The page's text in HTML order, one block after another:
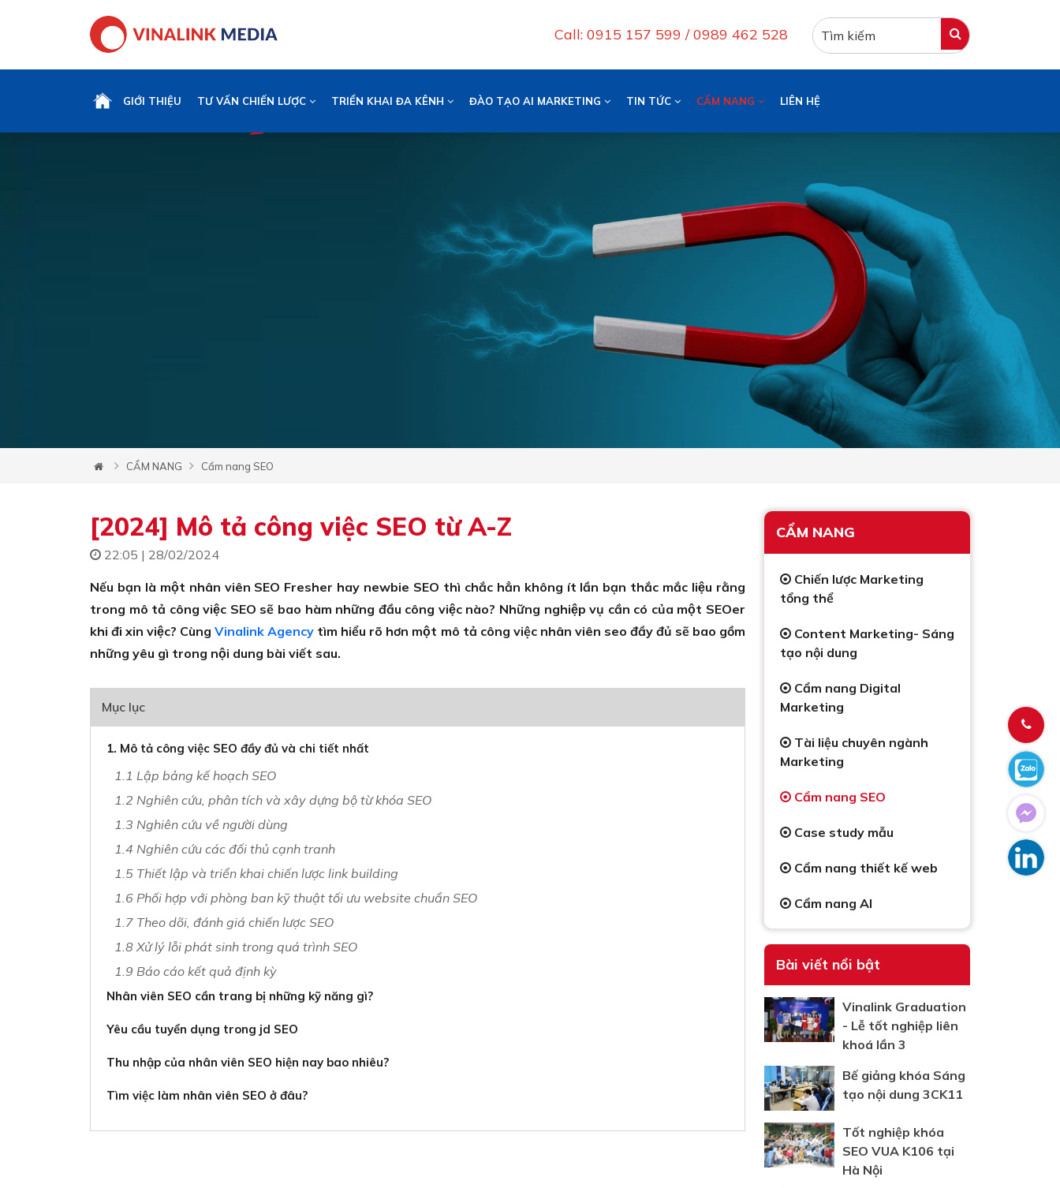
Call: 0915 157 599 / 0989 462 528
GIỚI THIỆU TƯ VẤN CHIẾN LƯỢC TRIỂN KHAI ĐA KÊNH ĐÀO TẠO AI MARKETING TIN TỨC CẨM NANG LIÊN HỆ
CẨM NANG Cẩm nang SEO
[2024] Mô tả công việc SEO từ A-Z
22:05 | 28/02/2024
Nếu bạn là một nhân viên SEO Fresher hay newbie SEO thì chắc hẳn không ít lần bạn thắc mắc liệu rằng
trong mô tả công việc SEO sẽ bao hàm những đầu công việc nào? Những nghiệp vụ cần có của một SEOer
khi đi xin việc? CùngVinalink Agency tìm hiểu rõ hơn một mô tả công việc nhân viên seo đầy đủ sẽ bao gồm
những yêu gì trong nội dung bài viết sau.
Mục lục
1. Mô tả công việc SEO đầy đủ và chi tiết nhất
1.1 Lập bảng kế hoạch SEO
1.2 Nghiên cứu, phân tích và xây dựng bộ từ khóa SEO
1.3 Nghiên cứu về người dùng
1.4 Nghiên cứu các đối thủ cạnh tranh
1.5 Thiết lập và triển khai chiến lược link building
1.6 Phối hợp với phòng ban kỹ thuật tối ưu website chuẩn SEO
1.7 Theo dõi, đánh giá chiến lược SEO
1.8 Xử lý lỗi phát sinh trong quá trình SEO
1.9 Báo cáo kết quả định kỳ
Nhân viên SEO cần trang bị những kỹ năng gì?
Yêu cầu tuyển dụng trong jd SEO
Thu nhập của nhân viên SEO hiện nay bao nhiêu?
Tìm việc làm nhân viên SEO ở đâu?
CẨM NANG
Chiến lược Marketing
tổng thể
Content Marketing- Sáng
tạo nội dung
Cẩm nang Digital
Marketing
Tài liệu chuyên ngành
Marketing
Cẩm nang SEO
Case study mẫu
Cẩm nang thiết kế web
Cẩm nang AI
Bài viết nổi bật
Vinalink Graduation
- Lễ tốt nghiệp liên
khoá lần 3
Bế giảng khóa Sáng
tạo nội dung 3CK11
Tốt nghiệp khóa
SEO VUA K106 tại
Hà Nội